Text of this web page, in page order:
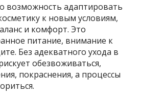
возможность адаптировать
к новым условиям,
и комфорт. Это
питание, внимание к
Без адекватного ухода в
обезвоживаться,
покраснения, а процессы